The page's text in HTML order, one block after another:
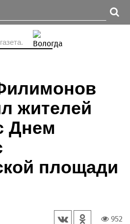
жителей
Днем
площади
952